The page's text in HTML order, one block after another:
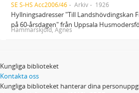
SE S-HS Acc2006/46 Arkiv 1926
Hyllningsadresser "Till Landshövdingskan
på 60-årsdagen" från Uppsala
Hammarskjöld, Agnes
Kungliga biblioteket
Kontakta oss
Kungliga biblioteket hanterar dina